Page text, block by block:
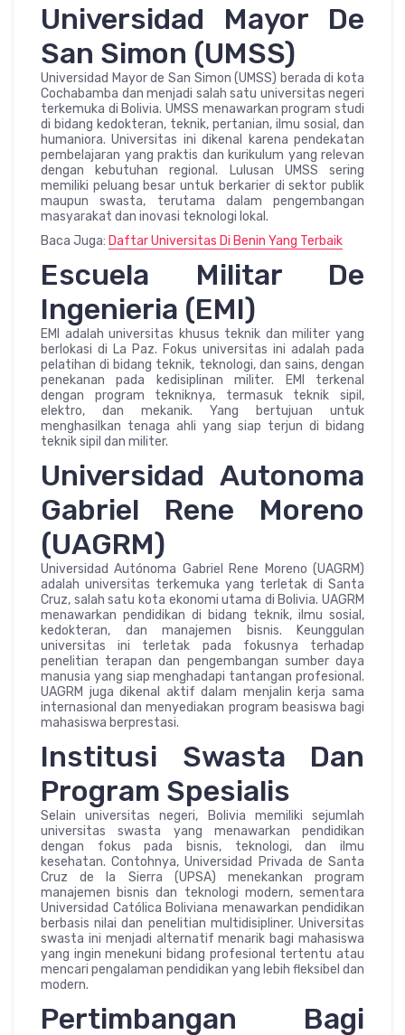
Universidad Mayor De
San Simon (UMSS)
Universidad Mayor de San Simon (UMSS) berada di kota
Cochabamba dan menjadi salah satu universitas negeri
terkemuka di Bolivia. UMSS menawarkan program studi
di bidang kedokteran, teknik, pertanian, ilmu sosial, dan
humaniora. Universitas ini dikenal karena pendekatan
pembelajaran yang praktis dan kurikulum yang relevan
dengan kebutuhan regional. Lulusan UMSS sering
memiliki peluang besar untuk berkarier di sektor publik
maupun swasta, terutama dalam pengembangan
masyarakat dan inovasi teknologi lokal.
Baca Juga: Daftar Universitas Di Benin Yang Terbaik
Escuela Militar De
Ingenieria (EMI)
EMI adalah universitas khusus teknik dan militer yang
berlokasi di La Paz. Fokus universitas ini adalah pada
pelatihan di bidang teknik, teknologi, dan sains, dengan
penekanan pada kedisiplinan militer. EMI terkenal
dengan program tekniknya, termasuk teknik sipil,
elektro, dan mekanik. Yang bertujuan untuk
menghasilkan tenaga ahli yang siap terjun di bidang
teknik sipil dan militer.
Universidad Autonoma
Gabriel Rene Moreno
(UAGRM)
Universidad Autónoma Gabriel Rene Moreno (UAGRM)
adalah universitas terkemuka yang terletak di Santa
Cruz, salah satu kota ekonomi utama di Bolivia. UAGRM
menawarkan pendidikan di bidang teknik, ilmu sosial,
kedokteran, dan manajemen bisnis. Keunggulan
universitas ini terletak pada fokusnya terhadap
penelitian terapan dan pengembangan sumber daya
manusia yang siap menghadapi tantangan profesional.
UAGRM juga dikenal aktif dalam menjalin kerja sama
internasional dan menyediakan program beasiswa bagi
mahasiswa berprestasi.
Institusi Swasta Dan
Program Spesialis
Selain universitas negeri, Bolivia memiliki sejumlah
universitas swasta yang menawarkan pendidikan
dengan fokus pada bisnis, teknologi, dan ilmu
kesehatan. Contohnya, Universidad Privada de Santa
Cruz de la Sierra (UPSA) menekankan program
manajemen bisnis dan teknologi modern, sementara
Universidad Católica Boliviana menawarkan pendidikan
berbasis nilai dan penelitian multidisipliner. Universitas
swasta ini menjadi alternatif menarik bagi mahasiswa
yang ingin menekuni bidang profesional tertentu atau
mencari pengalaman pendidikan yang lebih fleksibel dan
modern.
Pertimbangan Bagi